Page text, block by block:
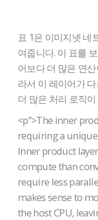
표 1은 이미지넷 네
여줍니다. 이 표를
어보다 더 많은 연
라서 이 레이어가
더 많은 처리 로직
<p”>The inner
requiring a
Inner product
compute than
require less
makes sense to
the host CPU,